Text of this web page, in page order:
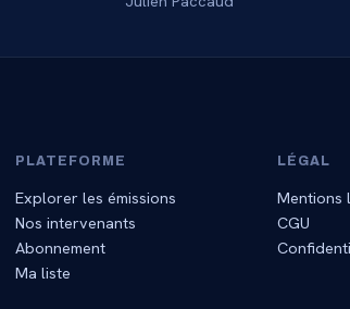
PLATEFORME
Explorer les émissions
Nos intervenants
Abonnement
Ma liste
LÉGAL
Mentions
CGU